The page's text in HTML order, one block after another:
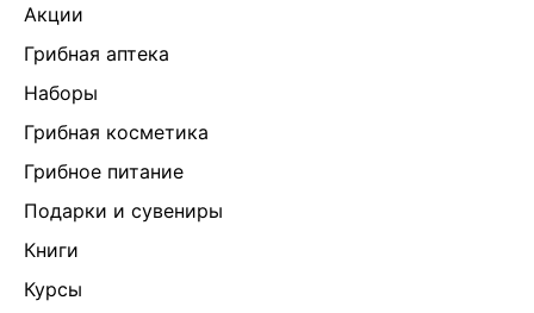
Акции
Грибная аптека
Наборы
Грибная косметика
Грибное питание
Подарки и сувениры
Книги
Курсы